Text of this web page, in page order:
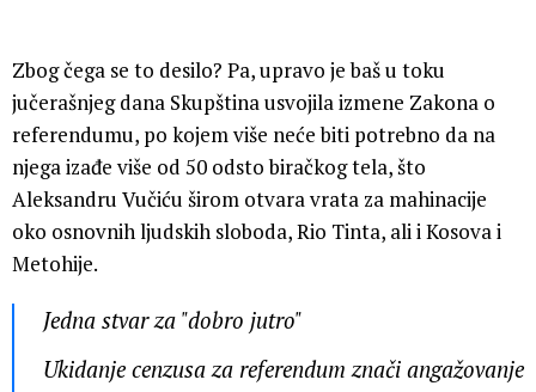
Zbog čega se to desilo? Pa, upravo je baš u toku
jučerašnjeg dana Skupština usvojila izmene Zakona o
referendumu, po kojem više neće biti potrebno da na
njega izađe više od 50 odsto biračkog tela, što
Aleksandru Vučiću širom otvara vrata za mahinacije
oko osnovnih ljudskih sloboda, Rio Tinta, ali i Kosova i
Metohije.
Jedna stvar za "dobro jutro"
Ukidanje cenzusa za referendum znači angažovanje